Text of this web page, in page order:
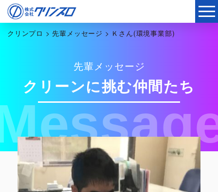
クリンプロ >先輩メッセージ > Ｋさん(環境事業部)
先輩メッセージ
クリーンに挑む仲間たち